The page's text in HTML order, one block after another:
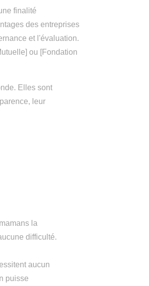
finalité
des entreprises
et l'évaluation.
ou [Fondation
Elles sont
leur
la
difficulté.
aucun
puisse